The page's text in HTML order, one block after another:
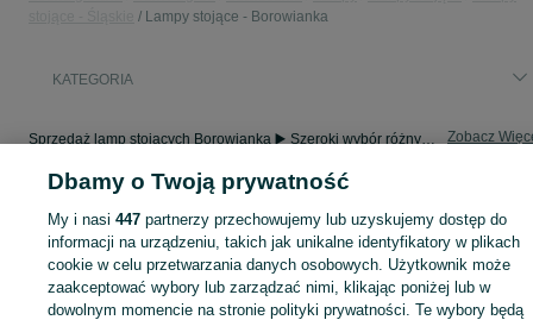
Lampy stojące - Borowianka
KATEGORIA
Sprzedaż lamp stojących Borowianka ▶️ Szeroki wybór różnych marek w atrakcyjnych cenach ✅ Nowe i używane ☝ Sprawdź oferty i kupuj tanio na OLX.pl! Zobacz
Mapa miejscowości
Mapa ministron
Popularne wyszukiwania
Dbamy o Twoją prywatność
My i nasi447 partnerzy przechowujemy lub uzyskujemy dostęp do
informacji na urządzeniu, takich jak unikalne identyfikatory w plikach
cookie w celu przetwarzania danych osobowych. Użytkownik może
zaakceptować wybory lub zarządzać nimi, klikając poniżej lub w
dowolnym momencie na stronie polityki prywatności. Te wybory będą